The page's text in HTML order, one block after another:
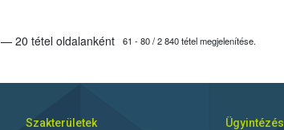
— 20 tétel oldalanként 61 - 80 / 2 840 tétel megjelenítése.
Szakterületek Ügyintézés